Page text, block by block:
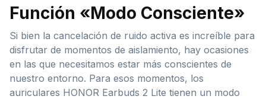
Función «Modo Consciente»
Si bien la cancelación de ruido activa es increíble para
disfrutar de momentos de aislamiento, hay ocasiones
en las que necesitamos estar más conscientes de
nuestro entorno. Para esos momentos, los
auriculares HONOR Earbuds 2 Lite tienen un modo